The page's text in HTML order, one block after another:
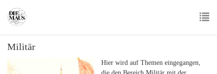
main
Militär
Hier wird auf Themen eingegangen,